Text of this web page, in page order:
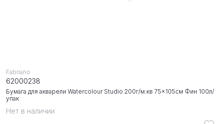
Нет в наличии
Бумага для акварели Watercolour Studio 200г/м.кв 75x105см Фин 100л/
упак
Fabriano
62000238